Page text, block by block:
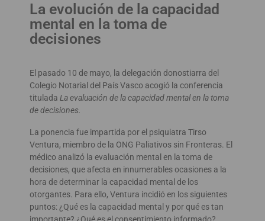
La evolución de la capacidad
mental en la toma de
decisiones
El pasado 10 de mayo, la delegación donostiarra del
Colegio Notarial del País Vasco acogió la conferencia
titulada La evaluación de la capacidad mental en la toma
de decisiones.
La ponencia fue impartida por el psiquiatra Tirso
Ventura, miembro de la ONG Paliativos sin Fronteras. El
médico analizó la evaluación mental en la toma de
decisiones, que afecta en innumerables ocasiones a la
hora de determinar la capacidad mental de los
otorgantes. Para ello, Ventura incidió en los siguientes
puntos: ¿Qué es la capacidad mental y por qué es tan